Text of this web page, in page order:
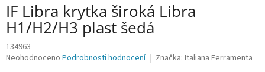
IF Libra krytka široká Libra
H1/H2/H3 plast šedá
134963
Průměrné
Neohodnoceno Podrobnosti hodnocení Značka: Italiana Ferramenta